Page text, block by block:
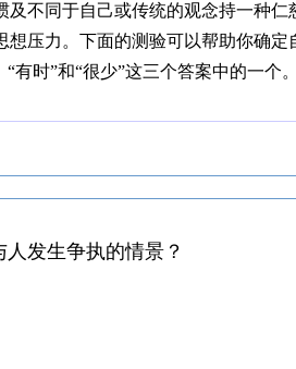
不同于自己或传统的观念持一种仁
想压力。下面的测验可以帮助你确定
有时”和“很少”这三个答案中的一个。
发生争执的情景？